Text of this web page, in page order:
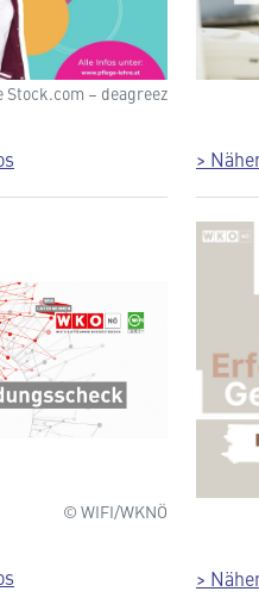
Stock.com – deagreez
>
© WIFI/WKNÖ
>